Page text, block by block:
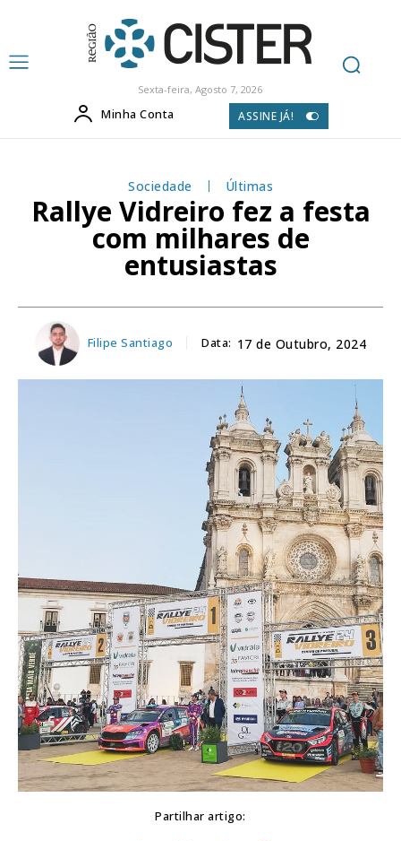
Sexta-feira, Agosto 7, 2026
Minha Conta ASSINE JÁ!
Sociedade Últimas
Rallye Vidreiro fez a festa
com milhares de
entusiastas
Filipe Santiago Data: 17 de Outubro, 2024
Partilhar artigo: